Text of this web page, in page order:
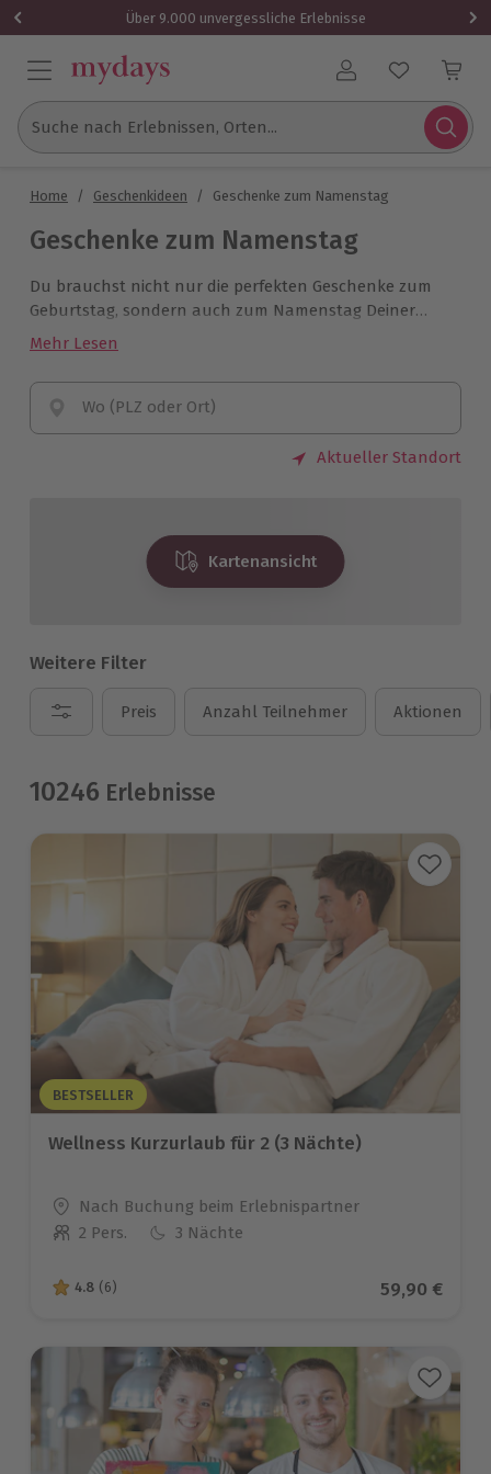
Über 9.000 unvergessliche Erlebnisse
Benutzerkonto
Suche nach Erlebnissen, Orten...
Home / Geschenkideen / Geschenke zum Namenstag
Geschenke zum Namenstag
Du brauchst nicht nur die perfekten Geschenke zum
Geburtstag, sondern auch zum Namenstag Deiner
Liebsten? Entdecke hier die besten Geschenkideen für
besondere Freude und schenke unvergessliche
Momente!
Mehr Lesen
Wo (PLZ oder Ort)
Aktueller Standort
Kartenansicht
Weitere Filter
Preis Anzahl Teilnehmer Aktionen
10246 Erlebnisse
BESTSELLER
Wellness Kurzurlaub für 2 (3 Nächte)
Standort
Nach Buchung beim Erlebnispartner
Anzahl der Teilnehmer
2 Pers. 3 Nächte
4.8 von 5 Sternen basierend auf 6 Bewertungen
4.8 (6) Aktueller
59,90 €